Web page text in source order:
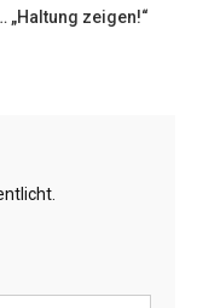
„Haltung zeigen!“